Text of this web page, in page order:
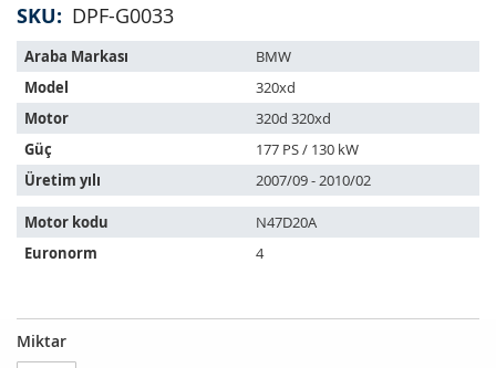
SKU DPF-G0033
Bu
ürün
aşağıdaki
araçlara
uyar:
Araba Markası
BMW
Model
320xd
Motor
320d 320xd
Güç
177 PS / 130 kW
Üretim yılı
2007/09 - 2010/02
Motor kodu
N47D20A
Euronorm
4
Dizel
partikül
STOKTA
MEVCUT
Miktar